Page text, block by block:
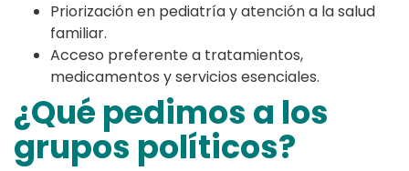
Priorización en pediatría y atención a la salud
familiar.
Acceso preferente a tratamientos,
medicamentos y servicios esenciales.
¿Qué pedimos a los
grupos políticos?